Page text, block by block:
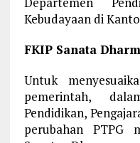
Kebudayaan di
FKIP Sanata
Untuk
pemerintah,
Pendidikan,
perubahan PTPG